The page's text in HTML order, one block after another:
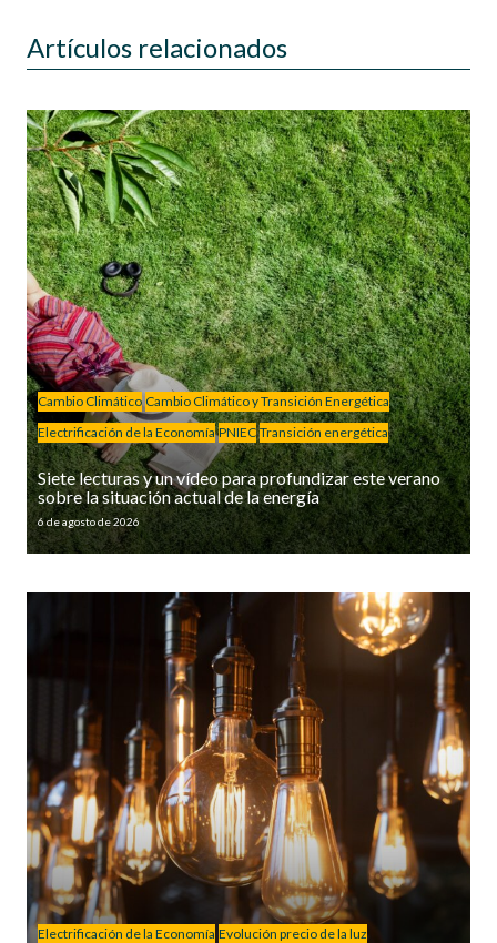
Artículos relacionados
Cambio Climático Cambio Climático y Transición Energética
Electrificación de la Economía PNIEC Transición energética
Siete lecturas y un vídeo para profundizar este verano
sobre la situación actual de la energía
6 de agosto de 2026
Electrificación de la Economía Evolución precio de la luz